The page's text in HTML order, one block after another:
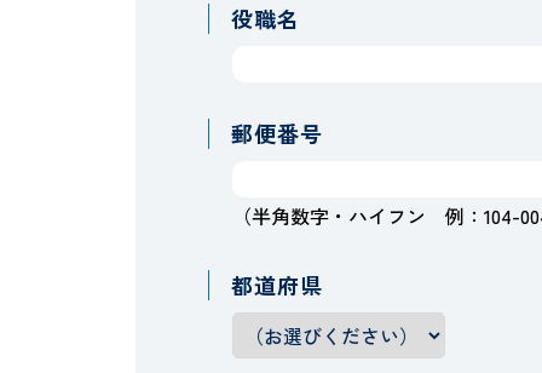
役職名
郵便番号
（半角数字・ハイフン 例：104-
都道府県